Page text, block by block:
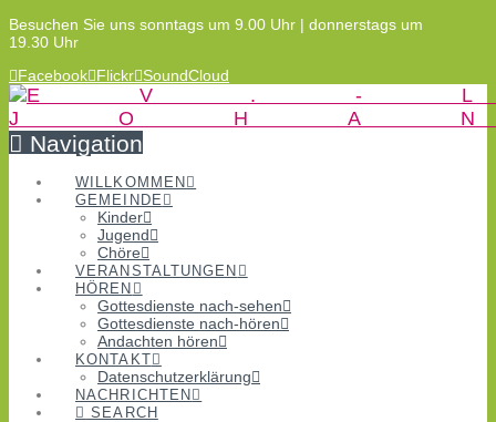
Besuchen Sie uns sonntags um 9.00 Uhr | donnerstags um
19.30 Uhr
Facebook Flickr SoundCloud
Navigation
WILLKOMMEN
GEMEINDE
Kinder
Jugend
Chöre
VERANSTALTUNGEN
HÖREN
Gottesdienste nach-sehen
Gottesdienste nach-hören
Andachten hören
KONTAKT
Datenschutzerklärung
NACHRICHTEN
SEARCH